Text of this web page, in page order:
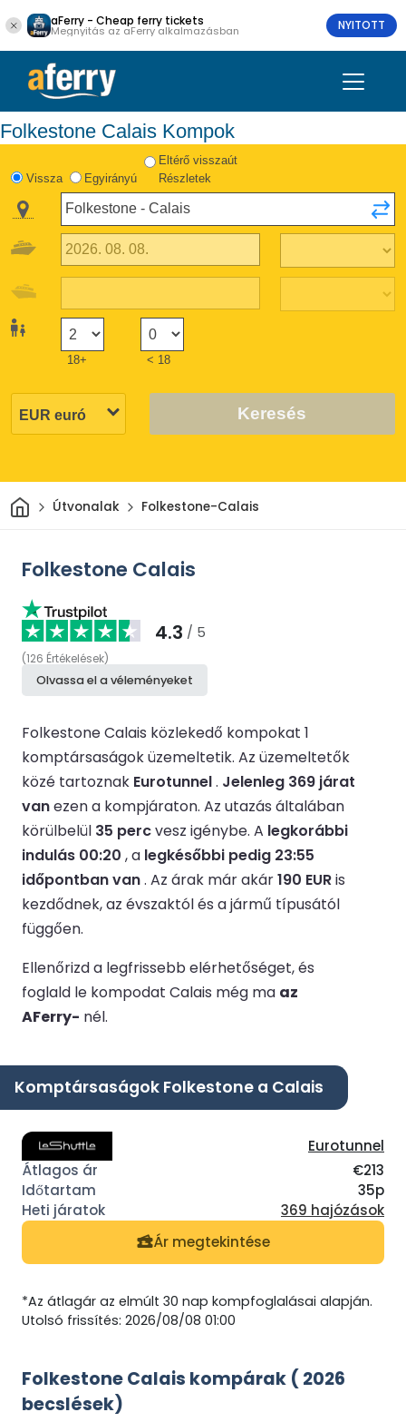
aFerry - Cheap ferry tickets
Megnyitás az aFerry alkalmazásban NYITOTT
Folkestone Calais Kompok
Vissza Egyirányú
Eltérő visszaút
Részletek
18+ < 18
Keresés
Otthon
Útvonalak Folkestone-Calais
Folkestone Calais
4.3 / 5
(126 Értékelések)
Olvassa el a véleményeket
Folkestone Calais közlekedő kompokat 1
komptársaságok üzemeltetik. Az üzemeltetők
közé tartoznak Eurotunnel. Jelenleg 369 járat
vanezen a kompjáraton. Az utazás általában
körülbelül 35 percvesz igénybe. A legkorábbi
indulás 00:20 , a legkésőbbi pedig 23:55
időpontban van. Az árak már akár190 EURis
kezdődnek, az évszaktól és a jármű típusától
függően.
Ellenőrizd a legfrissebb elérhetőséget, és
foglald le kompodat Calais még ma az
AFerry- nél.
Komptársaságok Folkestone a Calais
Eurotunnel
€213
35p
369 hajózások
Ár megtekintése
*Az átlagár az elmúlt 30 nap kompfoglalásai alapján.
Utolsó frissítés: 2026/08/08 01:00
Folkestone Calais kompárak ( 2026
becslések)